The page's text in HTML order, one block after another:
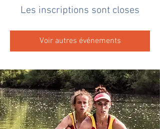
Les inscriptions sont closes
Voir autres événements